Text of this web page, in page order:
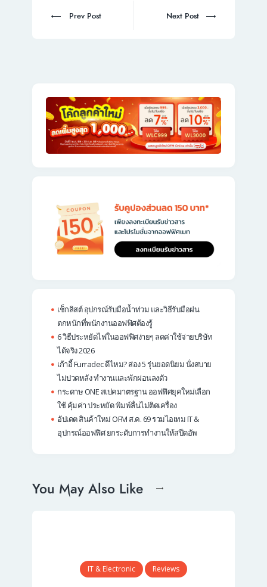
navigation
Prev
Prev Post
Next
Next Post
เช็กลิสต์ อุปกรณ์รับมือน้ำท่วม และวิธีรับมือฝน
ตกหนักที่พนักงานออฟฟิศต้องรู้
6 วิธีประหยัดไฟในออฟฟิศง่ายๆ ลดค่าใช้จ่ายบริษัท
ได้จริง 2026
เก้าอี้ Furradec ดีไหม? ส่อง 5 รุ่นยอดนิยม นั่งสบาย
ไม่ปวดหลัง ทำงานและพักผ่อนลงตัว
กระดาษ ONE สเปคมาตรฐาน ออฟฟิศยุคใหม่เลือก
ใช้ คุ้มค่า ประหยัด พิมพ์ลื่นไม่ติดเครื่อง
อัปเดต สินค้าใหม่ OFM ส.ค. 69 รวมไอเทม IT &
อุปกรณ์ออฟฟิศ ยกระดับการทำงานให้สปีดอัพ
You May Also Like
IT & Electronic Reviews